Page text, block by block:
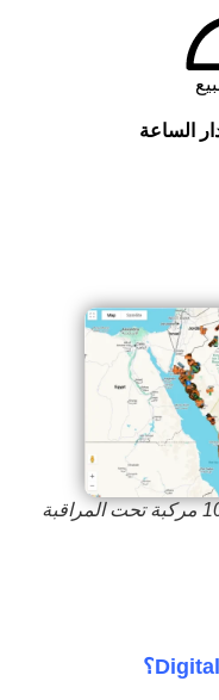
الساعة
نظام ديجيتال كورنر، اكثر من 1000 مركبة تحت المراقبة